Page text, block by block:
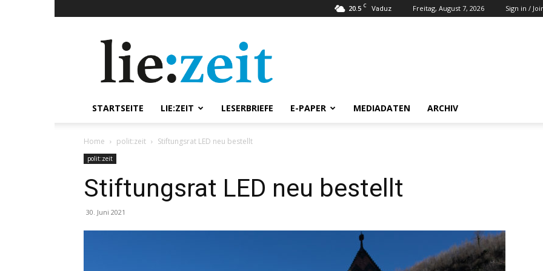
20.5 C Vaduz Freitag, August 7, 2026 Sign in /
STARTSEITE LIE:ZEIT LESERBRIEFE E-PAPER MEDIADATEN ARCHIV
Home polit:zeit Stiftungsrat LED neu bestellt
polit:zeit
Stiftungsrat LED neu bestellt
30. Juni 2021